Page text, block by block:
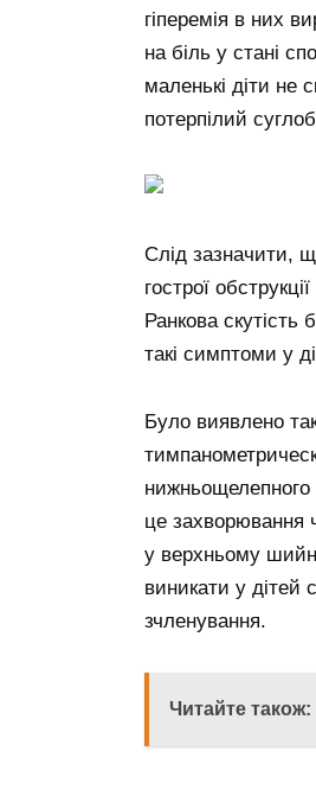
гіперемія в них
на біль у стані
маленькі діти не
потерпілий
Слід зазначити,
гострої
Ранкова
такі симптоми у
Було виявлено
нижньощелепного
це захворювання
у верхньому
виникати у дітей
зчленування.
Читайте також: